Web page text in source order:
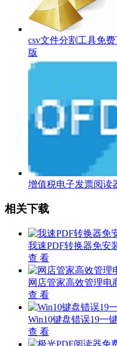
csv文件分割工具免
版
增值税电子发票阅读
相关下载
我速PDF转换器免安
查 看
网店管家高效管理电
查 看
Win10键盘错误19一
查 看